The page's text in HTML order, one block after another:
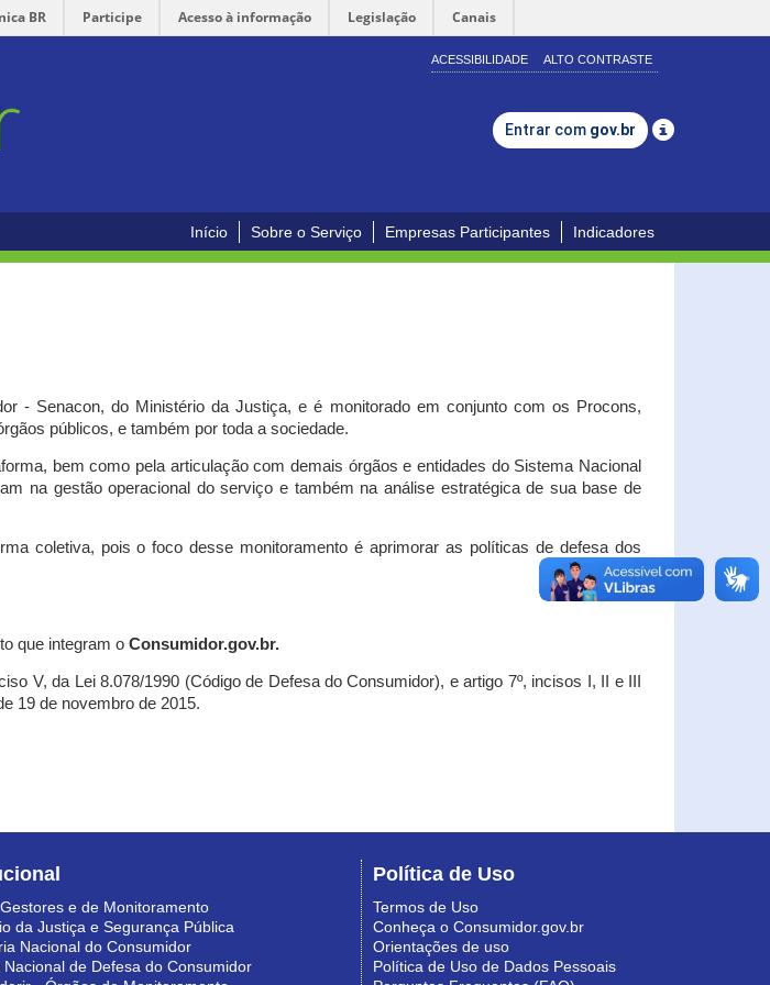
BR Participe Acesso à informação Legislação Canais
ACESSIBILIDADE ALTO CONTRASTE
Entrar com gov.br
Início Sobre o Serviço Empresas Participantes Indicadores
- Senacon, do Ministério da Justiça, e é monitorado em conjunto com os Procons,
públicos, e também por toda a sociedade.
bem como pela articulação com demais órgãos e entidades do Sistema Nacional
na gestão operacional do serviço e também na análise estratégica de sua base de
coletiva, pois o foco desse monitoramento é aprimorar as políticas de defesa dos
que integram o Consumidor.gov.br.
V, da Lei 8.078/1990 (Código de Defesa do Consumidor), e artigo 7º, incisos I, II e III
19 de novembro de 2015.
e de Monitoramento
da Justiça e Segurança Pública
Nacional do Consumidor
Nacional de Defesa do Consumidor
Política de Uso
Termos de Uso
Conheça o Consumidor.gov.br
Orientações de uso
Política de Uso de Dados Pessoais